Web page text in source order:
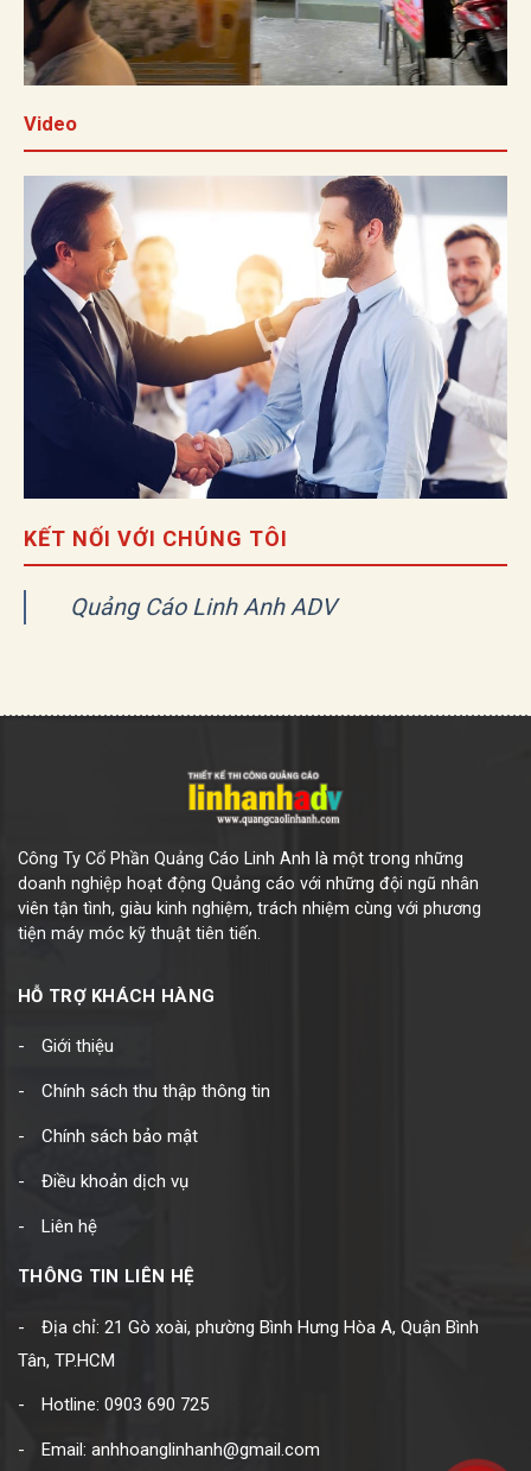
Video
KẾT NỐI VỚI CHÚNG TÔI
Quảng Cáo Linh Anh ADV
Công Ty Cổ Phần Quảng Cáo Linh Anh là một trong những
doanh nghiệp hoạt động Quảng cáo với những đội ngũ nhân
viên tận tình, giàu kinh nghiệm, trách nhiệm cùng với phương
tiện máy móc kỹ thuật tiên tiến.
HỖ TRỢ KHÁCH HÀNG
Giới thiệu
Chính sách thu thập thông tin
Chính sách bảo mật
Điều khoản dịch vụ
Liên hệ
THÔNG TIN LIÊN HỆ
Địa chỉ: 21 Gò xoài, phường Bình Hưng Hòa A, Quận Bình
Tân, TP.HCM
Hotline: 0903 690 725
Email: anhhoanglinhanh@gmail.com